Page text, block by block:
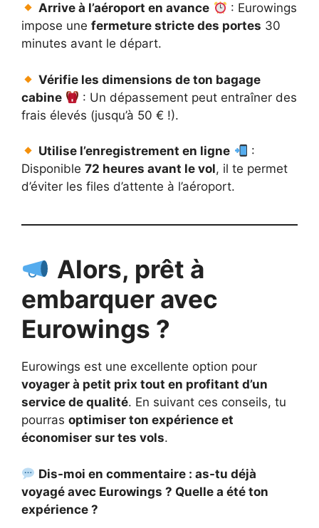
Arrive à l’aéroport en avance
: Eurowings
impose une fermeture stricte des portes 30
minutes avant le départ.
Vérifie les dimensions de ton bagage
cabine
: Un dépassement peut entraîner des
frais élevés (jusqu’à 50 € !).
Utilise l’enregistrement en ligne
:
Disponible 72 heures avant le vol, il te permet
d’éviter les files d’attente à l’aéroport.
Alors, prêt à
embarquer avec
Eurowings ?
Eurowings est une excellente option pour
voyager à petit prix tout en profitant d’un
service de qualité. En suivant ces conseils, tu
pourras optimiser ton expérience et
économiser sur tes vols.
Dis-moi en commentaire : as-tu déjà
voyagé avec Eurowings ? Quelle a été ton
expérience ?